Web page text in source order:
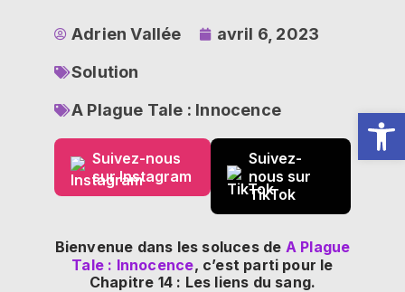
Adrien Vallée
avril 6, 2023
Solution
A Plague Tale : Innocence
Suivez-nous
sur Instagram
Suivez-
nous sur
TikTok
Bienvenue dans les soluces de A Plague
Tale : Innocence, c’est parti pour le
Chapitre 14 : Les liens du sang.